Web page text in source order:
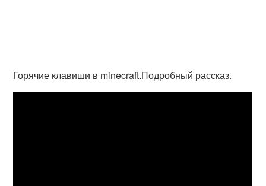
Горячие клавиши в minecraft.Подробный рассказ.